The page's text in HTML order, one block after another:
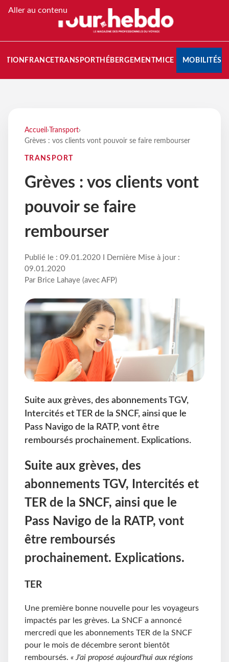
Aller au contenu
FRANCETRANSPORT HÉBERGEMENTMICE MOBILITÉS
Accueil › Transport›
Grèves : vos clients vont pouvoir se faire rembourser
TRANSPORT
Grèves : vos clients vont
pouvoir se faire
rembourser
Publié le : 09.01.2020 I Dernière Mise à jour :
09.01.2020
Par Brice Lahaye (avec AFP)
Suite aux grèves, des abonnements TGV,
Intercités et TER de la SNCF, ainsi que le
Pass Navigo de la RATP, vont être
remboursés prochainement. Explications.
Suite aux grèves, des
abonnements TGV, Intercités et
TER de la SNCF, ainsi que le
Pass Navigo de la RATP, vont
être remboursés
prochainement. Explications.
TER
Une première bonne nouvelle pour les voyageurs
impactés par les grèves. La SNCF a annoncé
mercredi que les abonnements TER de la SNCF
pour le mois de décembre seront bientôt
remboursés. « J'ai proposé aujourd'hui aux régions